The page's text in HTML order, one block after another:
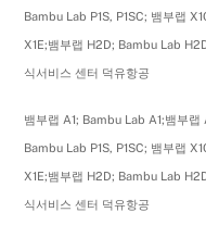
Bambu Lab P1S, P1SC; 뱀부랩
X1E;뱀부랩 H2D; Bambu Lab
식서비스 센터 덕유항공
뱀부랩 A1; Bambu Lab A1;뱀부랩
Bambu Lab P1S, P1SC; 뱀부랩
X1E;뱀부랩 H2D; Bambu Lab
식서비스 센터 덕유항공